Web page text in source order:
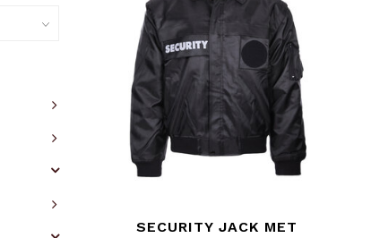
SECURITY JACK MET